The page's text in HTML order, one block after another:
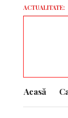
ACTUALITATE:
Acasă